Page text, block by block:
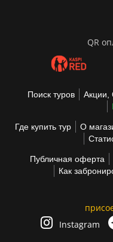
QR
Поиск туров Акции,
Где купить тур О
Публичная оферта
Как
Instagram